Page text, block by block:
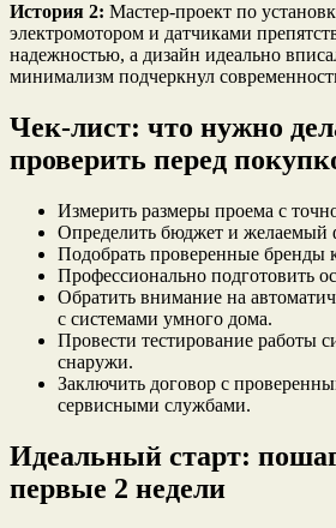
История 2: Мастер-проект по
электромотором и датчиками
надежностью, а дизайн идеально
минимализм подчеркнул
Чек-лист: что нужно
проверить перед
Измерить размеры проема с
Определить бюджет и желаемый
Подобрать проверенные бренды
Профессионально подготовить
Обратить внимание на
с системами умного дома.
Провести тестирование работы
снаружи.
Заключить договор с
сервисными службами.
Идеальный старт:
первые 2 недели